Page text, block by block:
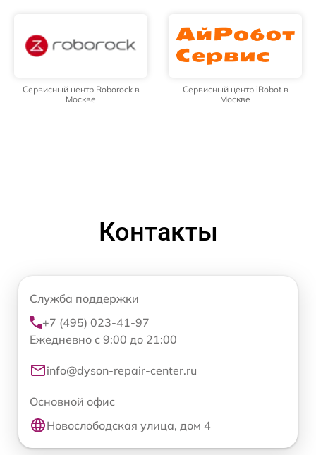
Сервисный центр Roborock в
Москве
Сервисный центр iRobot в
Москве
Контакты
Служба поддержки
+7 (495) 023-41-97
Ежедневно с 9:00 до 21:00
info@dyson-repair-center.ru
Основной офис
Новослободская улица, дом 4